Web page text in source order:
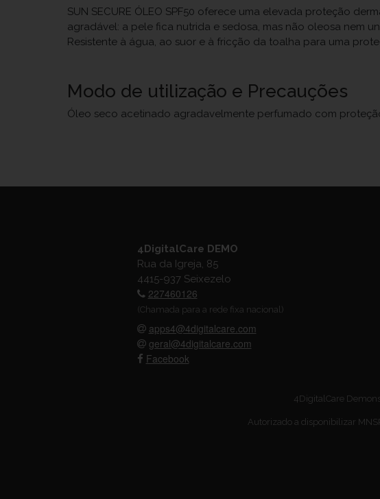
SUN SECURE ÓLEO SPF50 oferece uma elevada proteção
agradável: a pele fica nutrida e sedosa, mas não oleosa nem
Resistente à água, ao suor e à fricção da toalha para uma
Modo de utilização e Precauções
Óleo seco acetinado agradavelmente perfumado com
4DigitalCare DEMO
Rua da Igreja, 85
4415-937 Seixezelo
227460126
(Chamada para a rede fixa nacional)
apps4@4digitalcare.com
geral@4digitalcare.com
Facebook
4DigitalCare
Autorizado a disponibilizar